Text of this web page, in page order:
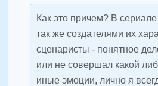
Как это причем? В
так же создателями их
сценаристы - понятное
или не совершал какой
иные эмоции, лично я